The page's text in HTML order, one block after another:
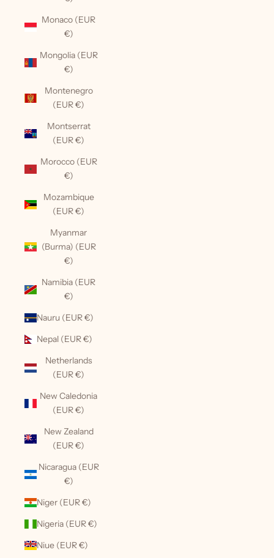
Monaco (EUR
€)
Mongolia (EUR
€)
Montenegro
(EUR €)
Montserrat
(EUR €)
Morocco (EUR
€)
Mozambique
(EUR €)
Myanmar
(Burma) (EUR
€)
Namibia (EUR
€)
Nauru (EUR €)
Nepal (EUR €)
Netherlands
(EUR €)
New Caledonia
(EUR €)
New Zealand
(EUR €)
Nicaragua (EUR
€)
Niger (EUR €)
Nigeria (EUR €)
Niue (EUR €)